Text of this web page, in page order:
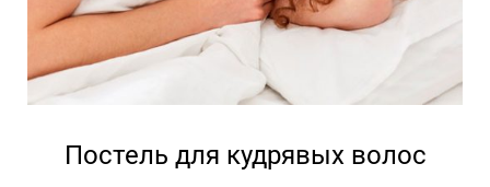
Постель для кудрявых волос